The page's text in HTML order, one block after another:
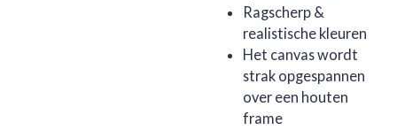
Ragscherp &
realistische kleuren
Het canvas wordt
strak opgespannen
over een houten
frame